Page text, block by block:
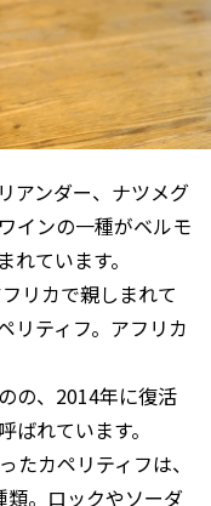
アンダー、ナツメグ
インの一種がベルモ
ています。
リカで親しまれて
リティフ。アフリカ
の、2014年に復活
れています。
たカペリティフは、
。ロックやソーダ